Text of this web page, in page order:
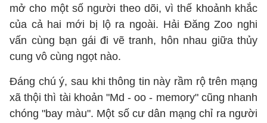
mở cho một số người theo dõi, vì thế khoảnh khắc
của cả hai mới bị lộ ra ngoài. Hải Đăng Zoo nghi
vấn cùng bạn gái đi vẽ tranh, hôn nhau giữa thủy
cung vô cùng ngọt nào.
Đáng chú ý, sau khi thông tin này rầm rộ trên mạng
xã thội thì tài khoản "Md - oo - memory" cũng nhanh
chóng "bay màu". Một số cư dân mạng chỉ ra người